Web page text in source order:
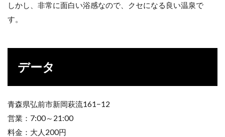
しかし、非常に面白い浴感なので、クセになる良い温泉で
す。
データ
青森県弘前市新岡萩流161−12
営業：7:00～21:00
料金：大人200円